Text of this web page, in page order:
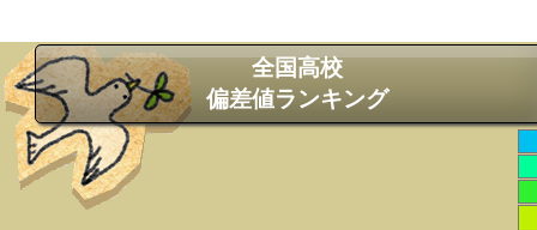
全国高校
偏差値ランキング